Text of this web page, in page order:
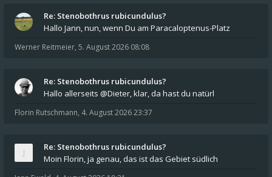
Re: Stenobothrus rubicundulus?
Hallo Jann, nun, wenn Du am Paracaloptenus-Platz
Werner Reitmeier, 5. August 2026 08:08
Re: Stenobothrus rubicundulus?
Hallo allerseits @Dieter, klar, da hast du natürl
Florin Rutschmann, 4. August 2026 23:37
Re: Stenobothrus rubicundulus?
Moin Florin, ja genau, das ist das Gebiet südlich